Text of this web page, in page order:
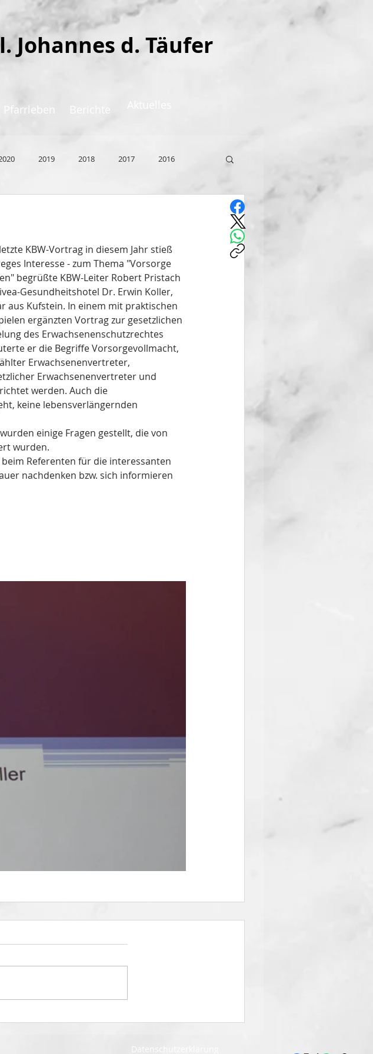
Johannes d. Täufer
Pfarrleben Berichte
2019 2018 2017 2016
KBW-Vortrag in diesem Jahr stieß
Interesse - zum Thema "Vorsorge
begrüßte KBW-Leiter Robert Pristach
Gesundheitshotel Dr. Erwin Koller,
aus Kufstein. In einem mit praktischen
ergänzten Vortrag zur gesetzlichen
des Erwachsenenschutzrechtes
er die Begriffe Vorsorgevollmacht,
Erwachsenenvertreter,
Erwachsenenvertreter und
werden. Auch die
keine lebensverlängernden
einige Fragen gestellt, die von
wurden.
Referenten für die interessanten
nachdenken bzw. sich informieren